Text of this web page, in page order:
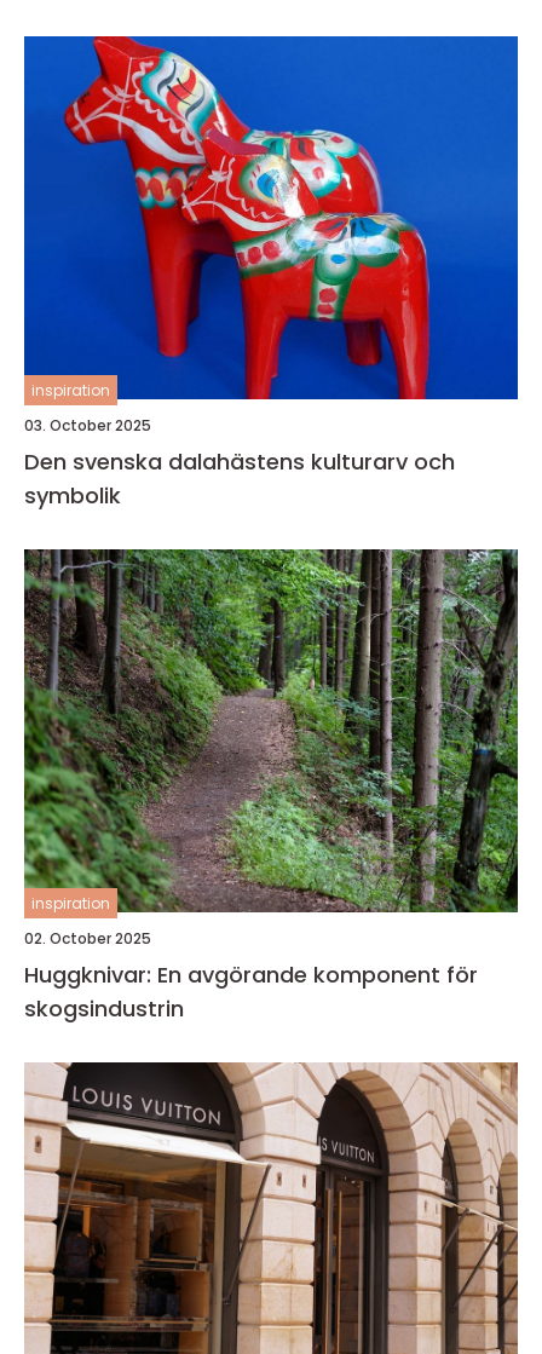
inspiration
03. October 2025
Den svenska dalahästens kulturarv och
symbolik
inspiration
02. October 2025
Huggknivar: En avgörande komponent för
skogsindustrin